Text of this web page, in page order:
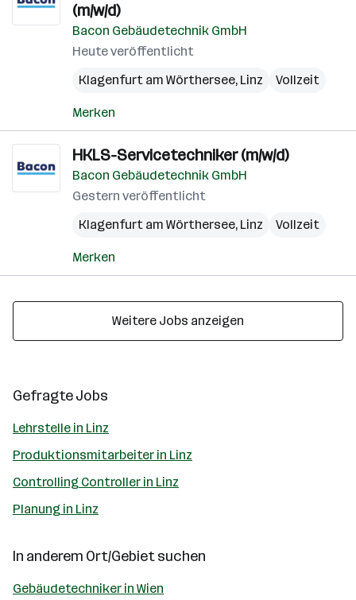
(m/w/d)
Bacon Gebäudetechnik GmbH
Heute veröffentlicht
Klagenfurt am Wörthersee, Linz Vollzeit
Merken
HKLS-Servicetechniker (m/w/d)
Bacon Gebäudetechnik GmbH
Gestern veröffentlicht
Klagenfurt am Wörthersee, Linz Vollzeit
Merken
Weitere Jobs anzeigen
Gefragte Jobs
Lehrstelle in Linz
Produktionsmitarbeiter in Linz
Controlling Controller in Linz
Planung in Linz
In anderem Ort/Gebiet suchen
Gebäudetechniker in Wien